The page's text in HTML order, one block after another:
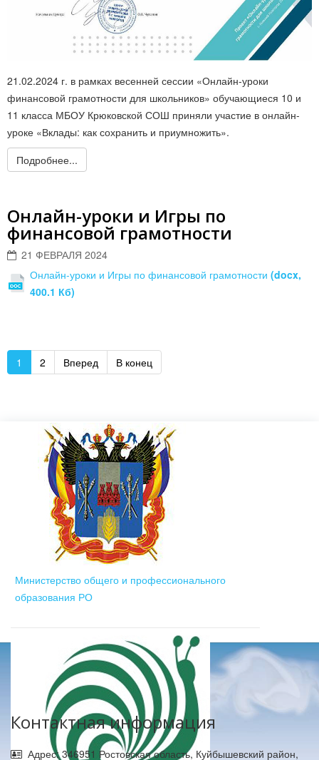
21.02.2024 г. в рамках весенней сессии «Онлайн-уроки
финансовой грамотности для школьников» обучающиеся 10 и
11 класса МБОУ Крюковской СОШ приняли участие в онлайн-
уроке «Вклады: как сохранить и приумножить».
Подробнее...
Онлайн-уроки и Игры по
финансовой грамотности
21 ФЕВРАЛЯ 2024
Онлайн-уроки и Игры по финансовой грамотности (docx,
400.1 Кб)
1 2 Вперед В конец
Министерство общего и профессионального
образования РО
Контактная информация
Адрес: 346951 Ростовская область, Куйбышевский район,